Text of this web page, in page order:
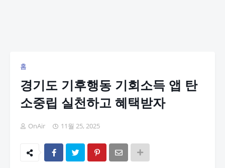
홈
경기도 기후행동 기회소득 앱 탄
소중립 실천하고 혜택받자
OnAir 11월 25, 2025